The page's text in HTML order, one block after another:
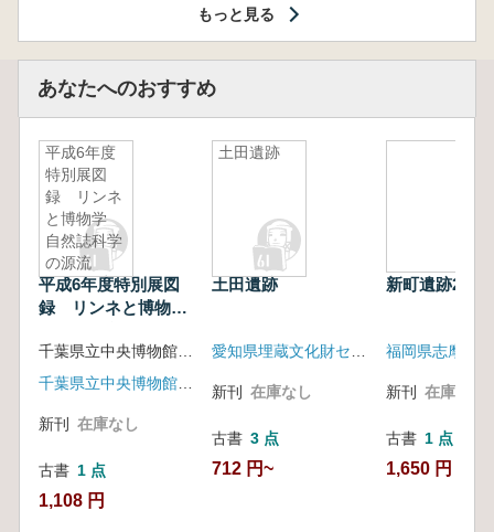
もっと見る
あなたへのおすすめ
平成6年度
特別展図
録 リンネ
と博物学
自然誌科学
の源流
平成6年度特別展図
録 リンネと博物
流
新刊 在庫なし
古書 1 点
1,108 円
土田遺跡
土田遺跡
新刊 在庫なし
古書 3 点
712 円~
新町遺跡2
新刊 在庫なし
古書 1 点
1,650 円